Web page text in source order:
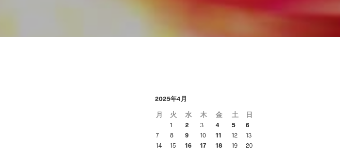
2025年4月
月 火 水 木 金 土 日
1 2 3 4 5
6
7
8 9 10 11 12
13
14
15 16 17 18 19
20